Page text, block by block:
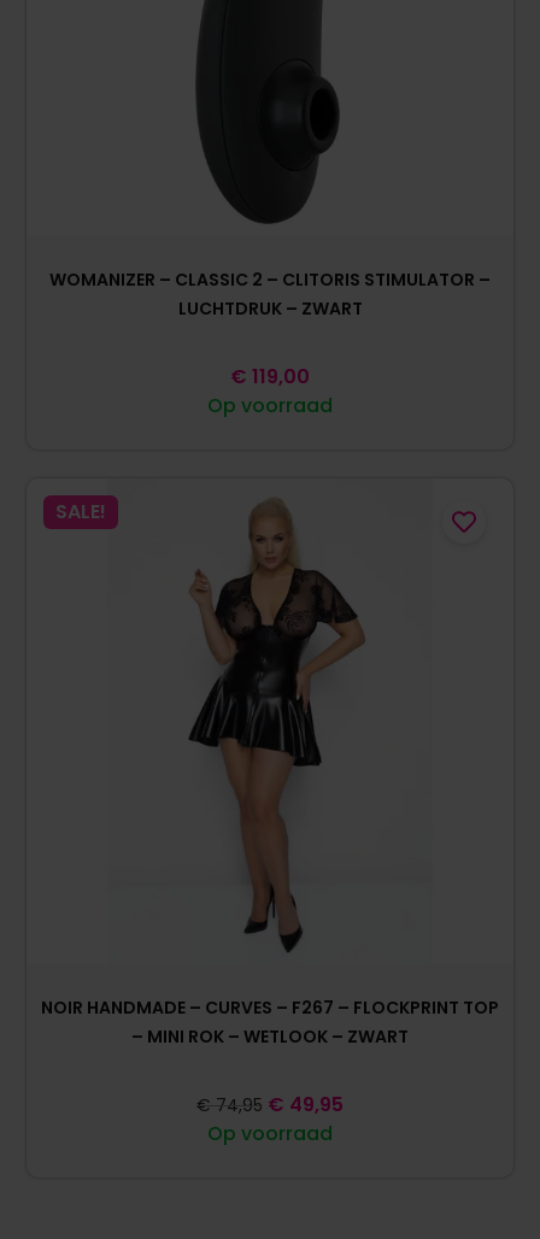
WOMANIZER – CLASSIC 2 – CLITORIS STIMULATOR –
LUCHTDRUK – ZWART
Op voorraad
€ 119,00
SALE!
NOIR HANDMADE – CURVES – F267 – FLOCKPRINT TOP
– MINI ROK – WETLOOK – ZWART
Op voorraad
€ 74,95 € 49,95